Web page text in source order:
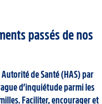
passés de nos
de Santé (HAS) par
d’inquiétude parmi les
Faciliter, encourager et